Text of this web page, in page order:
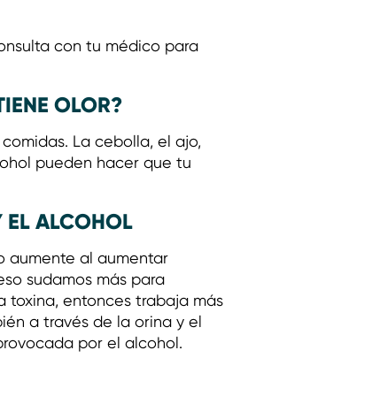
con tu médico para
OLOR?
La cebolla, el ajo,
pueden hacer que tu
EL ALCOHOL
aumente al aumentar
sudamos más para
toxina, entonces trabaja más
a través de la orina y el
por el alcohol.